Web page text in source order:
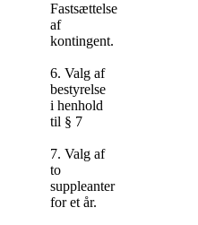
Fastsættelse
af
kontingent.
6. Valg af
bestyrelse
i henhold
til § 7
7. Valg af
to
suppleanter
for et år.